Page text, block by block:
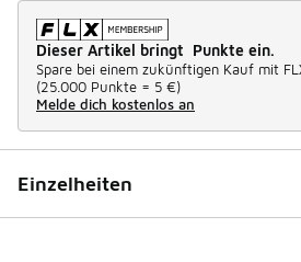
Dieser Artikel bringt Punkte ein.
Spare bei einem zukünftigen Kauf mit
(25.000 Punkte = 5 €)
Melde dich kostenlos an
Einzelheiten